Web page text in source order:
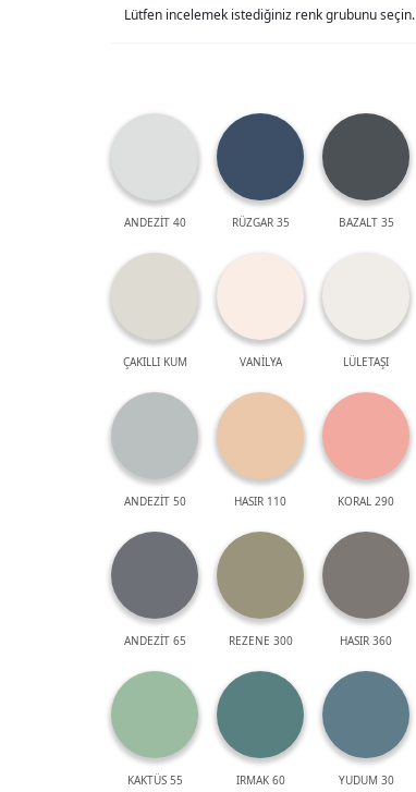
Lütfen incelemek istediğiniz renk grubunu seçin.
ANDEZİT 40 RÜZGAR 35 BAZALT 35
ÇAKILLI KUM VANİLYA LÜLETAŞI
ANDEZİT 50 HASIR 110 KORAL 290
ANDEZİT 65 REZENE 300 HASIR 360
KAKTÜS 55 IRMAK 60 YUDUM 30